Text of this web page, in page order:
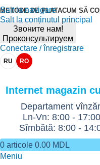
Salt la navigare
Salt la conținutul principal
METODE DE PLATACUM SĂ
Звоните нам!
Проконсультируем
Conectare / înregistrare
RU RO
Internet magazin
Departament
Ln-Vn: 8:00 -
Sîmbătă: 8:00 -
0 articole 0.00 MDL
Meniu